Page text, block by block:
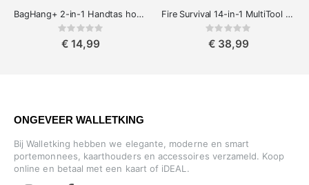
BagHang+ 2-in-1 Handtas houder & Telefoonhouder
Rating:
€ 14,99
Fire Survival 14-in-1 MultiTool Tang
Rating:
€ 38,99
ONGEVEER WALLETKING
Bij Walletking hebben we elegante, moderne en smart
portemonnees, kaarthouders en accessoires verzameld. Koop
online en betaal met een kaart of iDEAL.